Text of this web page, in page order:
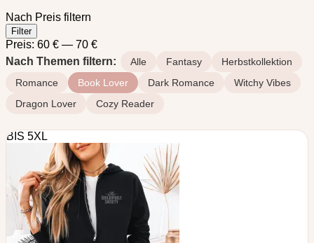
Nach Preis filtern
Min.
Preis
Max.
Preis
Filter
Preis: 60 € — 70 €
Nach Themen filtern:
Alle Fantasy
Herbstkollektion
Romance
Book Lover Dark Romance
Witchy Vibes
Dragon Lover
Cozy Reader
BIS 5XL